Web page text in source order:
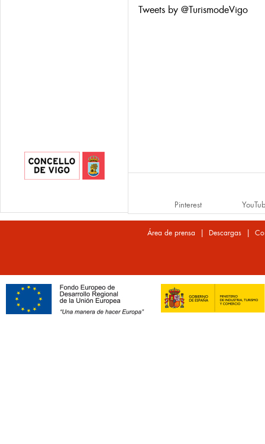
Tweets by @TurismodeVigo
Pinterest
Área de prensa | Descargas|